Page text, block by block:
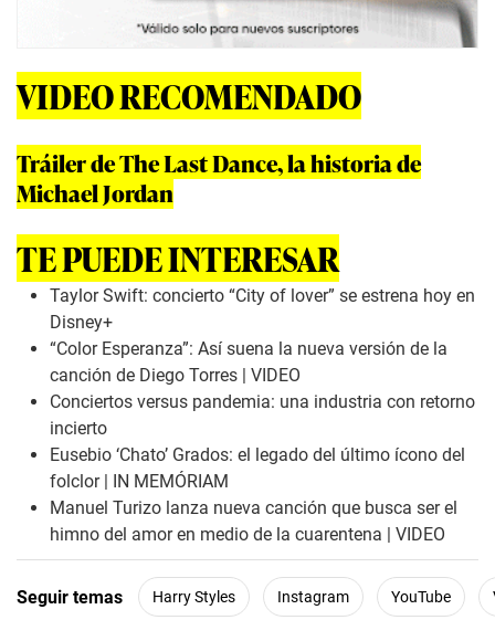
VIDEO RECOMENDADO
Tráiler de The Last Dance, la historia de
Michael Jordan
TE PUEDE INTERESAR
Taylor Swift: concierto “City of lover” se estrena hoy en
Disney+
“Color Esperanza”: Así suena la nueva versión de la
canción de Diego Torres | VIDEO
Conciertos versus pandemia: una industria con retorno
incierto
Eusebio ‘Chato’ Grados: el legado del último ícono del
folclor | IN MEMÓRIAM
Manuel Turizo lanza nueva canción que busca ser el
himno del amor en medio de la cuarentena | VIDEO
Seguir temas Harry Styles Instagram YouTube